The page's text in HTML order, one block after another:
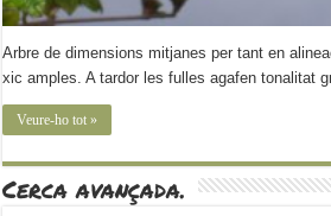
Arbre de dimensions mitjanes per tant en
xic amples. A tardor les fulles agafen tonalitat
Veure-ho tot »
Cerca avançada.